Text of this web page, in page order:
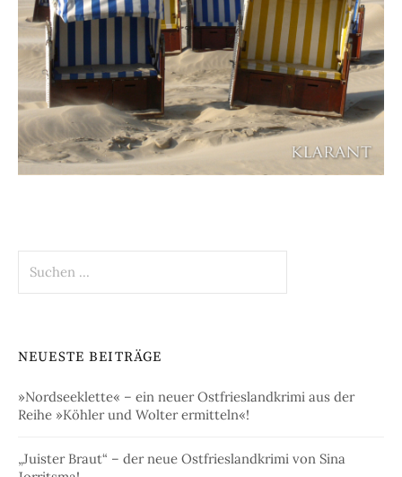
nach:
NEUESTE BEITRÄGE
»Nordseeklette« – ein neuer Ostfrieslandkrimi aus der
Reihe »Köhler und Wolter ermitteln«!
„Juister Braut“ – der neue Ostfrieslandkrimi von Sina